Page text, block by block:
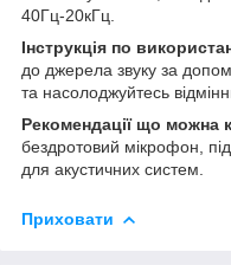
40Гц-20кГц.
Інструкція по
до джерела звуку за
та насолоджуйтесь
Рекомендації що можна
бездротовий мікрофон,
для акустичних систем.
Приховати